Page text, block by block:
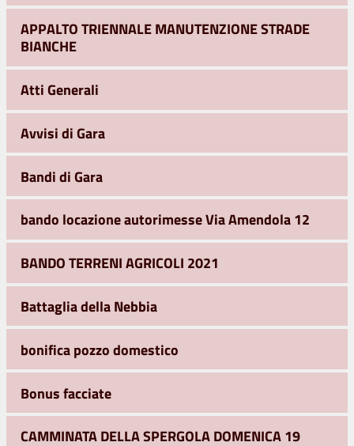
APPALTO TRIENNALE MANUTENZIONE STRADE
BIANCHE
Atti Generali
Avvisi di Gara
Bandi di Gara
bando locazione autorimesse Via Amendola 12
BANDO TERRENI AGRICOLI 2021
Battaglia della Nebbia
bonifica pozzo domestico
Bonus facciate
CAMMINATA DELLA SPERGOLA DOMENICA 19